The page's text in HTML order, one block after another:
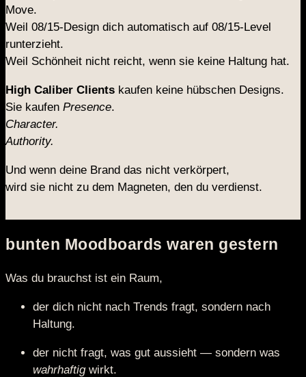
Move.
Weil 08/15-Design dich automatisch auf 08/15-Level
runterzieht.
Weil Schönheit nicht reicht, wenn sie keine Haltung hat.
High Caliber Clients kaufen keine hübschen Designs.
Sie kaufen Presence.
Character.
Authority.
Und wenn deine Brand das nicht verkörpert,
wird sie nicht zu dem Magneten, den du verdienst.
bunten Moodboards waren gestern
Was du brauchst ist ein Raum,
der dich nicht nach Trends fragt, sondern nach
Haltung.
der nicht fragt, was gut aussieht — sondern was
wahrhaftigwirkt.